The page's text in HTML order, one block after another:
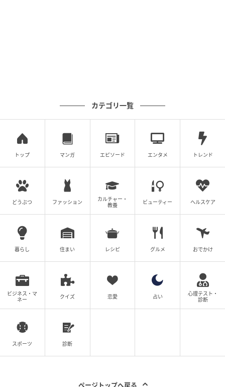
カテゴリ一覧
トップ マンガ エピソード エンタメ トレンド
どうぶつ ファッション
カルチャー・
教養
ビューティー ヘルスケア
暮らし 住まい レシピ グルメ おでかけ
ビジネス・マ
ネー
クイズ 恋愛 占い
心理テスト・
診断
スポーツ 診断
ページトップへ戻る